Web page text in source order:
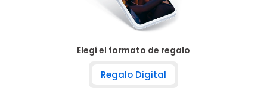
Elegí el formato de regalo
Regalo Digital